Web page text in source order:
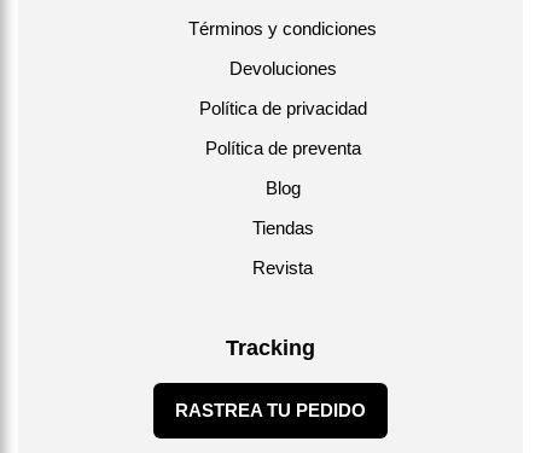
Términos y condiciones
Devoluciones
Política de privacidad
Política de preventa
Blog
Tiendas
Revista
Tracking
RASTREA TU PEDIDO